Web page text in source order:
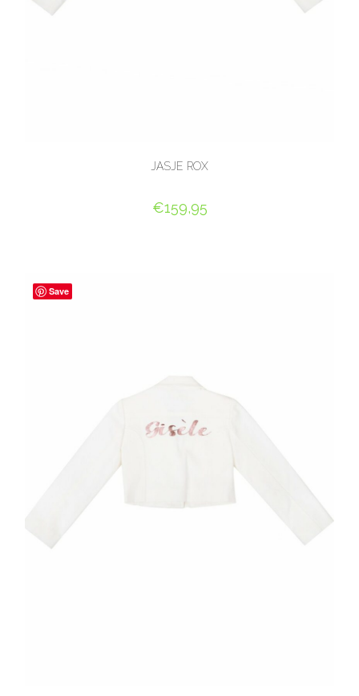
JASJE ROX
€159,95
Save